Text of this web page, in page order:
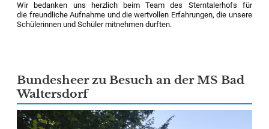
Wir bedanken uns herzlich beim Team des Sterntalerhofs für
die freundliche Aufnahme und die wertvollen Erfahrungen, die unsere
Schülerinnen und Schüler mitnehmen durften.
Bundesheer zu Besuch an der MS Bad
Waltersdorf